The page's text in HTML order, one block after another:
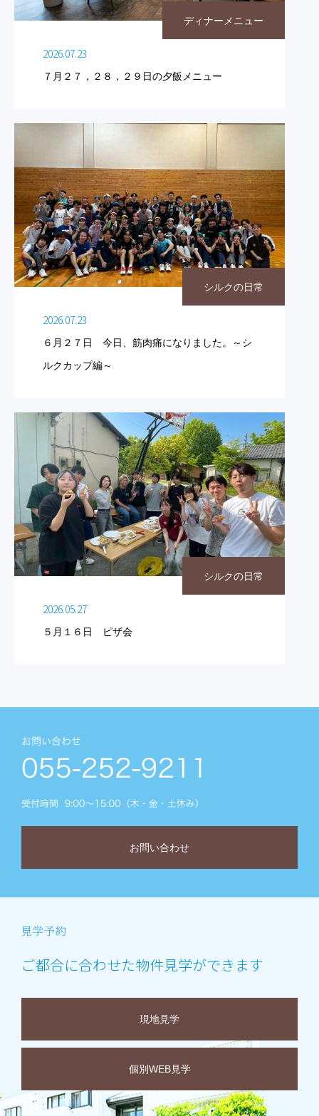
ディナーメニュー
2026.07.23
７月２７，２８，２９日の夕飯メニュー
シルクの日常
2026.07.23
６月２７日 今日、筋肉痛になりました。～シ
ルクカップ編～
シルクの日常
2026.05.27
５月１６日 ピザ会
お問い合わせ
ご都合に合わせた物件見学ができます
現地見学
個別WEB見学